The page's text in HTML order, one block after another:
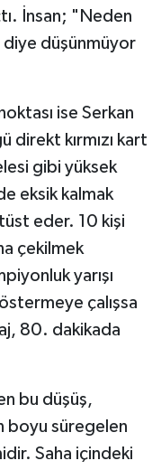
İnsan; "Neden
diye düşünmüyor
ise Serkan
direkt kırmızı kart
gibi yüksek
eksik kalmak
eder. 10 kişi
çekilmek
yarışı
çalışsa
80. dakikada
bu düşüş,
boyu süregelen
Saha içindeki